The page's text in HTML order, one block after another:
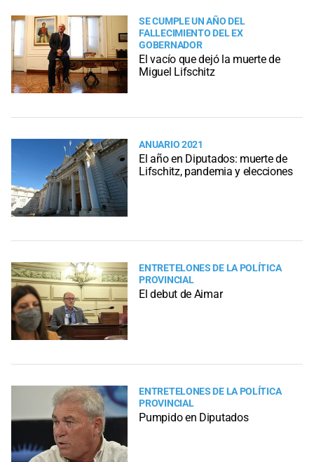
SE CUMPLE UN AÑO DEL
FALLECIMIENTO DEL EX
GOBERNADOR
El vacío que dejó la muerte de
Miguel Lifschitz
ANUARIO 2021
El año en Diputados: muerte de
Lifschitz, pandemia y elecciones
ENTRETELONES DE LA POLÍTICA
PROVINCIAL
El debut de Aimar
ENTRETELONES DE LA POLÍTICA
PROVINCIAL
Pumpido en Diputados